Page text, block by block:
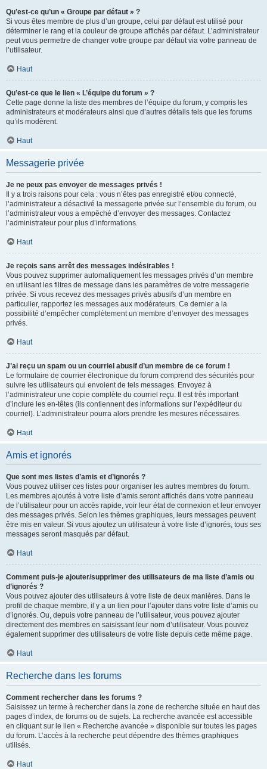
Qu’est-ce qu’un « Groupe par défaut » ?
Si vous êtes membre de plus d’un groupe, celui par défaut est utilisé pour
déterminer le rang et la couleur de groupe affichés par défaut. L’administrateur
peut vous permettre de changer votre groupe par défaut via votre panneau de
l’utilisateur.
Haut
Qu’est-ce que le lien « L’équipe du forum » ?
Cette page donne la liste des membres de l’équipe du forum, y compris les
administrateurs et modérateurs ainsi que d’autres détails tels que les forums
qu’ils modèrent.
Haut
Messagerie privée
Je ne peux pas envoyer de messages privés !
Il y a trois raisons pour cela : vous n’êtes pas enregistré et/ou connecté,
l’administrateur a désactivé la messagerie privée sur l’ensemble du forum, ou
l’administrateur vous a empêché d’envoyer des messages. Contactez
l’administrateur pour plus d’informations.
Haut
Je reçois sans arrêt des messages indésirables !
Vous pouvez supprimer automatiquement les messages privés d’un membre
en utilisant les filtres de message dans les paramètres de votre messagerie
privée. Si vous recevez des messages privés abusifs d’un membre en
particulier, rapportez les messages aux modérateurs. Ce dernier a la
possibilité d’empêcher complètement un membre d’envoyer des messages
privés.
Haut
J’ai reçu un spam ou un courriel abusif d’un membre de ce forum !
Le formulaire de courrier électronique du forum comprend des sécurités pour
suivre les utilisateurs qui envoient de tels messages. Envoyez à
l’administrateur une copie complète du courriel reçu. Il est très important
d’inclure les en-têtes (ils contiennent des informations sur l’expéditeur du
courriel). L’administrateur pourra alors prendre les mesures nécessaires.
Haut
Amis et ignorés
Que sont mes listes d’amis et d’ignorés ?
Vous pouvez utiliser ces listes pour organiser les autres membres du forum.
Les membres ajoutés à votre liste d’amis seront affichés dans votre panneau
de l’utilisateur pour un accès rapide, voir leur état de connexion et leur envoyer
des messages privés. Selon les thèmes graphiques, leurs messages peuvent
être mis en valeur. Si vous ajoutez un utilisateur à votre liste d’ignorés, tous ses
messages seront masqués par défaut.
Haut
Comment puis-je ajouter/supprimer des utilisateurs de ma liste d’amis ou
d’ignorés ?
Vous pouvez ajouter des utilisateurs à votre liste de deux manières. Dans le
profil de chaque membre, il y a un lien pour l’ajouter dans votre liste d’amis ou
d’ignorés. Ou, depuis votre panneau de l’utilisateur, vous pouvez ajouter
directement des membres en saisissant leur nom d’utilisateur. Vous pouvez
également supprimer des utilisateurs de votre liste depuis cette même page.
Haut
Recherche dans les forums
Comment rechercher dans les forums ?
Saisissez un terme à rechercher dans la zone de recherche située en haut des
pages d’index, de forums ou de sujets. La recherche avancée est accessible
en cliquant sur le lien « Recherche avancée » disponible sur toutes les pages
du forum. L’accès à la recherche peut dépendre des thèmes graphiques
utilisés.
Haut